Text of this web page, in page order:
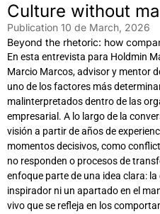
Culture without
Publication 10 de March, 2026
Beyond the rhetoric: how
En esta entrevista para Holdmin
Marcio Marcos, advisor y mentor
uno de los factores más
malinterpretados dentro de las
empresarial. A lo largo de la
visión a partir de años de
momentos decisivos, como
no responden o procesos de
enfoque parte de una idea clara:
inspirador ni un apartado en el
vivo que se refleja en los